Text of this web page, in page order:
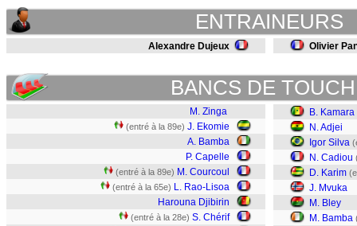
ENTRAINEURS
Alexandre Dujeux Olivier
BANCS DE
M. Zinga
(entré à la 89e) J. Ekomie
A. Bamba
P. Capelle
(entré à la 89e) M. Courcoul
(entré à la 65e) L. Rao-Lisoa
Harouna Djibirin
(entré à la 28e) S. Chérif
B. Kamara
N. Adjei
Igor Silva
N. Cadiou
D. Karim
J. Mvuka
M. Bley
M. Bamba